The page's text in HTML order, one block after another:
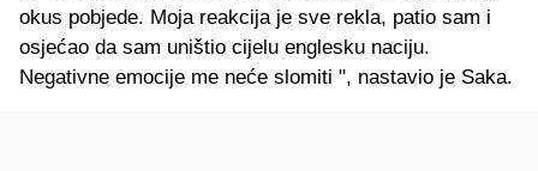
okus pobjede. Moja reakcija je sve rekla, patio sam i
osjećao da sam uništio cijelu englesku naciju.
Negativne emocije me neće slomiti ", nastavio je Saka.